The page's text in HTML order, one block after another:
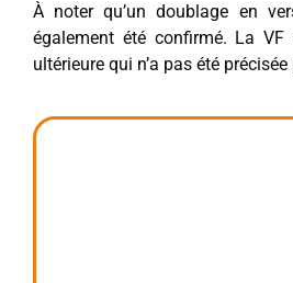
À noter qu’un doublage en
également été confirmé. La
ultérieure qui n’a pas été